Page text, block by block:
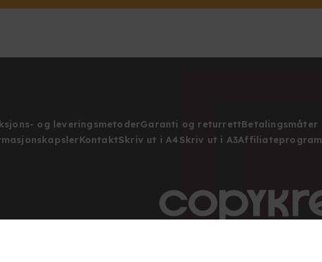
og leveringsmetoderGaranti og returrettBetalingsmåter
KontaktSkriv ut i A4Skriv ut i A3Affiliateprogram